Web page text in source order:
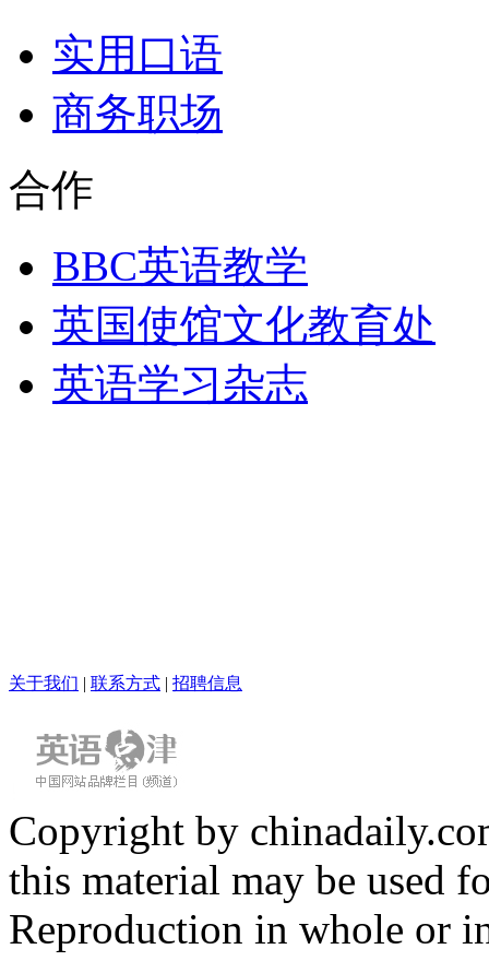
实用口语
商务职场
合作
BBC英语教学
英国使馆文化教育处
英语学习杂志
关于我们 | 联系方式 | 招聘信息
Copyright by
this material may be used
Reproduction in whole or